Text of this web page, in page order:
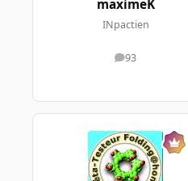
maximeK
INpactien
93
messages